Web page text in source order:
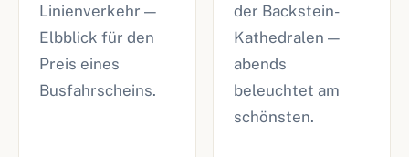
Linienverkehr —
Elbblick für den
Preis eines
Busfahrscheins.
der Backstein-
Kathedralen —
abends
beleuchtet am
schönsten.